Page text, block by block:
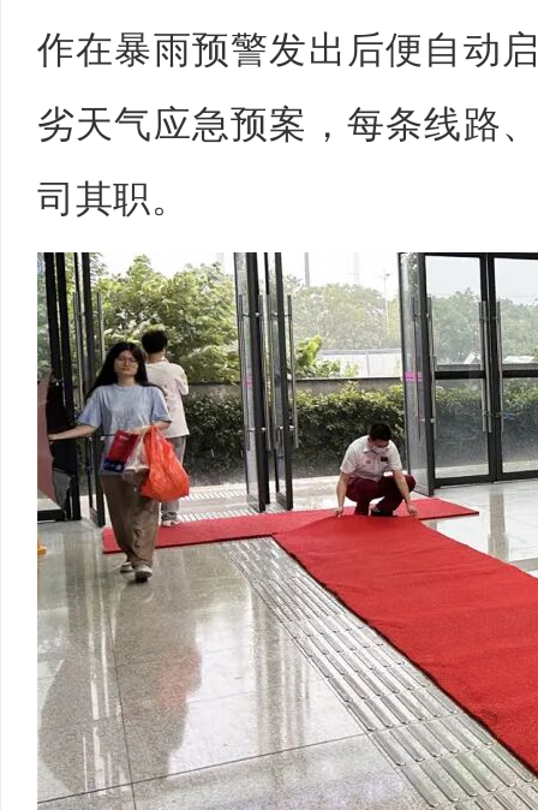
作在暴雨预警发出后便自动
劣天气应急预案，每条线路
司其职。